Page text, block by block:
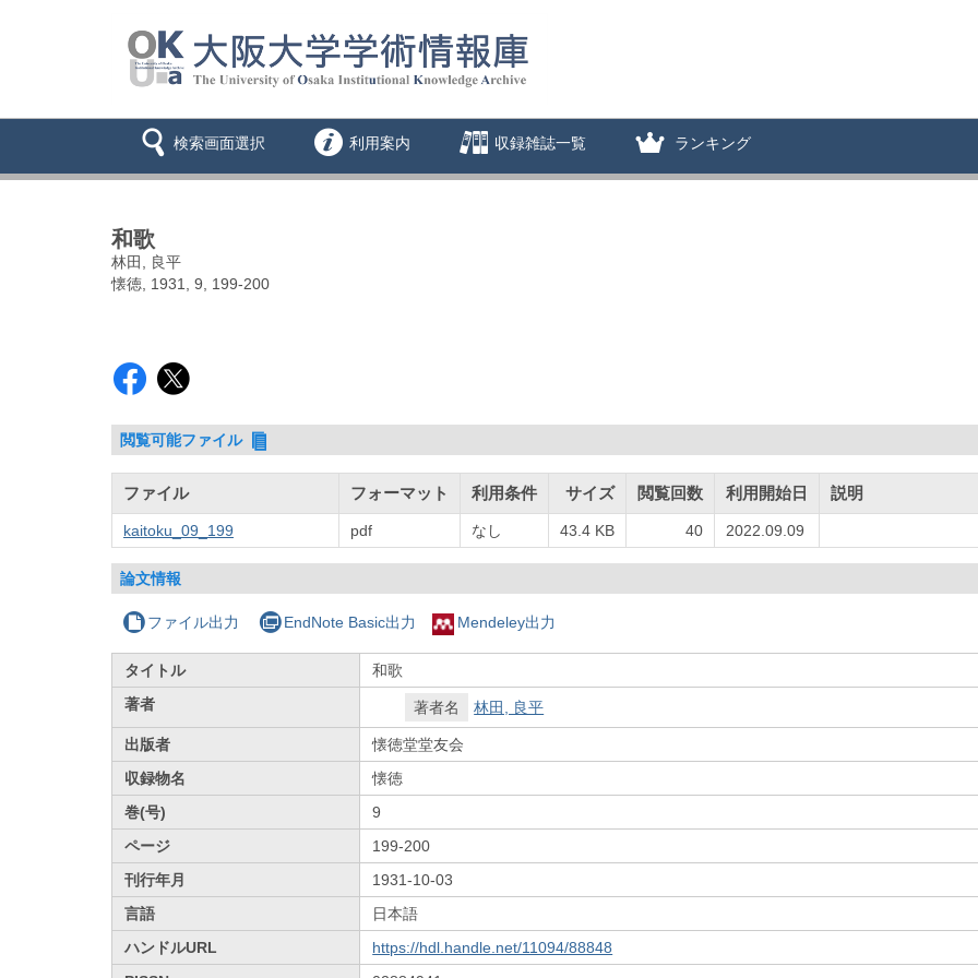
検索画面選択 利用案内 収録雑誌一覧 ランキング
和歌
林田, 良平
懐徳, 1931, 9, 199-200
閲覧可能ファイル
ファイル フォーマット 利用条件 サイズ 閲覧回数 利用開始日 説明
kaitoku_09_199 pdf なし 43.4 KB 40 2022.09.09
論文情報
ファイル出力 EndNote Basic出力 Mendeley出力
タイトル
和歌
著者
著者名 林田, 良平
出版者
懐徳堂堂友会
収録物名
懐徳
巻(号)
9
ページ
199-200
刊行年月
1931-10-03
言語
日本語
ハンドルURL
https://hdl.handle.net/11094/88848